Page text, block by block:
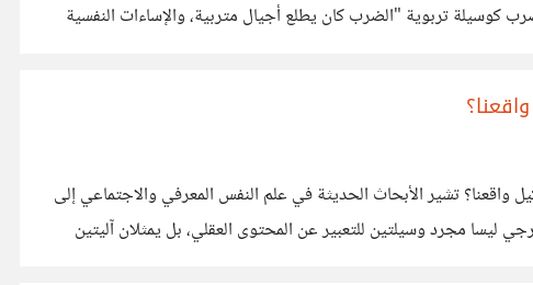
كوسيلة تربوية "الضرب كان يطلع أجيال متربية، والإساءات النفسية
لا شعورية تُعيد تشكيل واقعنا؟ تشير الأبحاث الحديثة في علم النفس المعرفي والاجتماعي إلى
ليسا مجرد وسيلتين للتعبير عن المحتوى العقلي، بل يمثلان آليتين